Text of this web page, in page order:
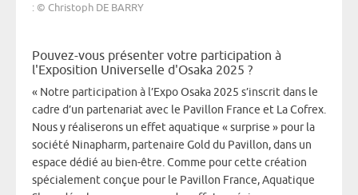
: © Christoph DE BARRY
Pouvez-vous présenter votre participation à
l'Exposition Universelle d'Osaka 2025 ?
« Notre participation à l’Expo Osaka 2025 s’inscrit dans le
cadre d’un partenariat avec le Pavillon France et La Cofrex.
Nous y réaliserons un effet aquatique « surprise » pour la
société Ninapharm, partenaire Gold du Pavillon, dans un
espace dédié au bien-être. Comme pour cette création
spécialement conçue pour le Pavillon France, Aquatique